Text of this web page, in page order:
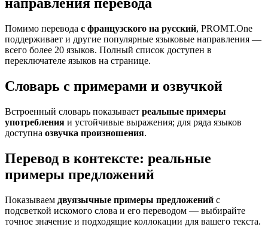
Помимо перевода с французского на русский, PROMT.One
поддерживает и другие популярные языковые направления —
всего более 20 языков. Полный список доступен в
переключателе языков на странице.
Словарь с примерами и озвучкой
Встроенный словарь показывает реальные примеры
употребления и устойчивые выражения; для ряда языков
доступна озвучка произношения.
Перевод в контексте: реальные
примеры предложений
Показываем двуязычные примеры предложений с
подсветкой искомого слова и его переводом — выбирайте
точное значение и подходящие коллокации для вашего текста.